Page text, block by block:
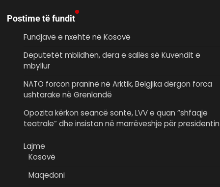
Postime të fundit
Fundjavë e nxehtë në Kosovë
Deputetët mblidhen, dera e sallës së Kuvendit e
mbyllur
NATO forcon praninë në Arktik, Belgjika dërgon forca
ushtarake në Grenlandë
Opozita kërkon seancë sonte, LVV e quan “shfaqje
teatrale” dhe insiston në marrëveshje për presidentin
Lajme
Kosovë
Maqedoni